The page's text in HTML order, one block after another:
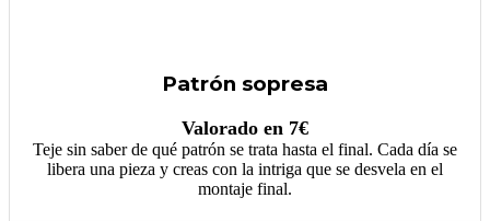
Patrón sopresa
Valorado en 7€
Teje sin saber de qué patrón se trata hasta el final. Cada día se
libera una pieza y creas con la intriga que se desvela en el
montaje final.